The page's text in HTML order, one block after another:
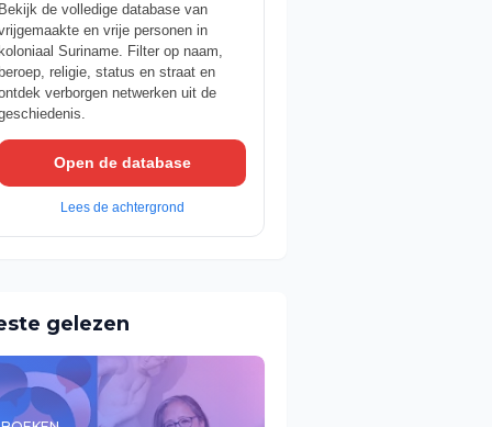
Bekijk de volledige database van
en vrije personen in
koloniaal Suriname. Filter op naam,
beroep, religie, status en straat en
verborgen netwerken uit de
Open de database
Lees de achtergrond
gelezen